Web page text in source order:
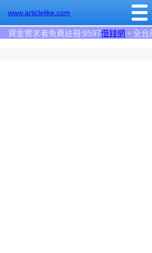
www.articlelike.com
借錢網。全台前三大借錢網站！